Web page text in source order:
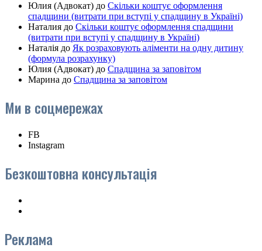
Юлия (Адвокат) до Скільки коштує оформлення
спадщини (витрати при вступі у спадщину в Україні)
Наталия до Скільки коштує оформлення спадщини
(витрати при вступі у спадщину в Україні)
Наталія до Як розраховують аліменти на одну дитину
(формула розрахунку)
Юлия (Адвокат) до Спадщина за заповітом
Марина до Спадщина за заповітом
Ми в соцмережах
FB
Instagram
Безкоштовна консультація
Реклама